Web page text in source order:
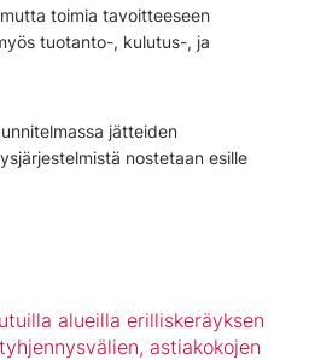
toimia tavoitteeseen
tuotanto-, kulutus-, ja
jätteiden
nostetaan esille
alueilla erilliskeräyksen
astiakokojen